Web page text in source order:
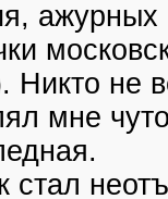
ажурных
Никто не
мне